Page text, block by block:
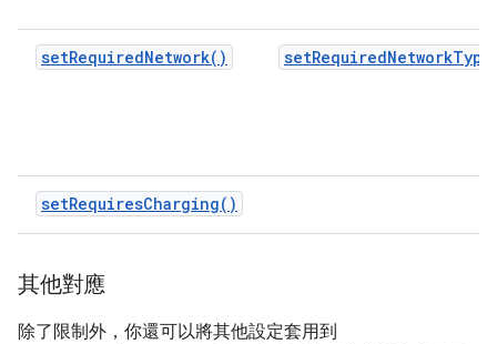
setRequiredNetwork()
setRequiresCharging()
其他對應
除了限制外，你還可以將其他設定套用到